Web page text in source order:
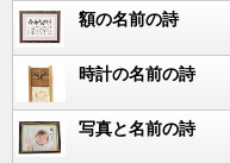
額の名前の詩
時計の名前の詩
写真と名前の詩